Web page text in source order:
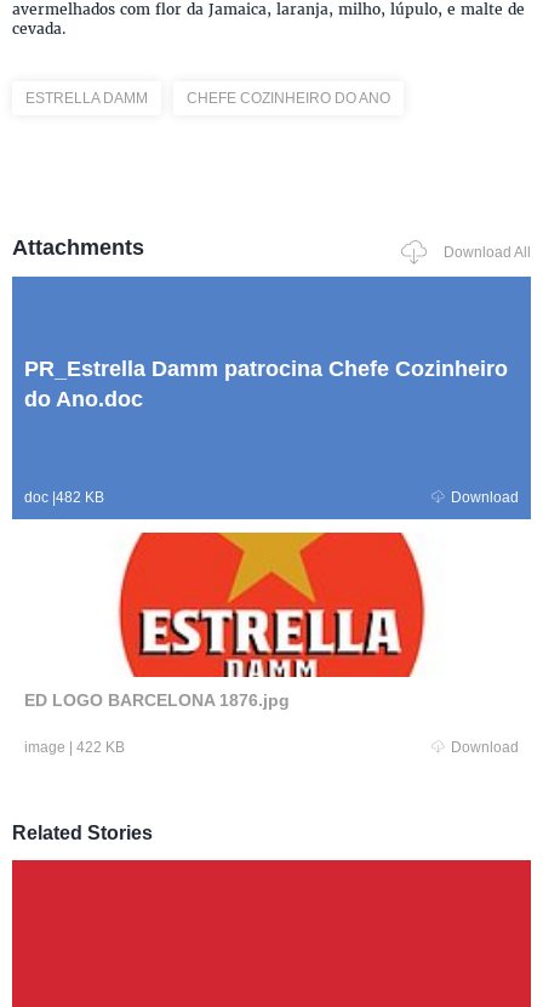
avermelhados com flor da Jamaica, laranja, milho, lúpulo, e malte de
cevada.
ESTRELLA DAMM CHEFE COZINHEIRO DO ANO
Attachments Download All
PR_Estrella Damm patrocina Chefe Cozinheiro
do Ano.doc
doc |482 KB Download
ED LOGO BARCELONA 1876.jpg
image | 422 KB Download
Related Stories